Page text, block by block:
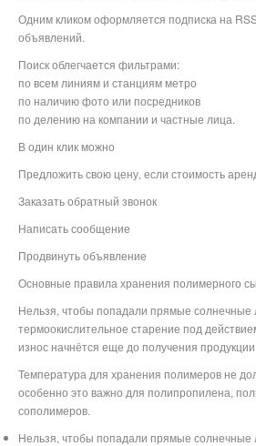
Одним кликом оформляется подписка на
объявлений.
Поиск облегчается фильтрами:
по всем линиям и станциям метро
по наличию фото или посредников
по делению на компании и частные лица.
В один клик можно
Предложить свою цену, если стоимость
Заказать обратный звонок
Написать сообщение
Продвинуть объявление
Основные правила хранения полимерного
Нельзя, чтобы попадали прямые солнечные
термоокислительное старение под
износ начнётся еще до получения продукции.
Температура для хранения полимеров не
особенно это важно для полипропилена,
сополимеров.
Нельзя, чтобы попадали прямые солнечные